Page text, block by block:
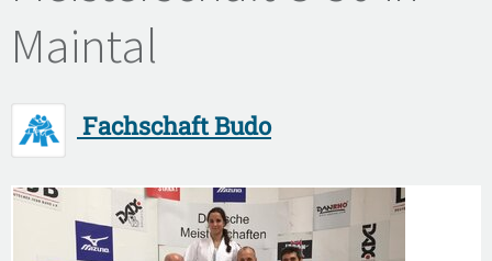
Maintal
Fachschaft Budo